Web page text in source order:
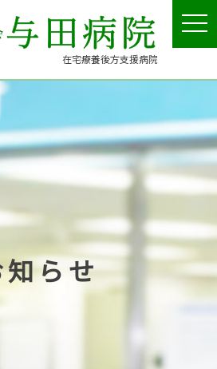
在宅療養後方支援病院
知らせ